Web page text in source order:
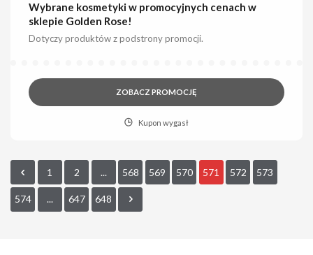
Wybrane kosmetyki w promocyjnych cenach w
sklepie Golden Rose!
Dotyczy produktów z podstrony promocji.
ZOBACZ PROMOCJĘ
Kupon wygasł
1 2 ... 568 569 570 571 572 573
574 ... 647 648